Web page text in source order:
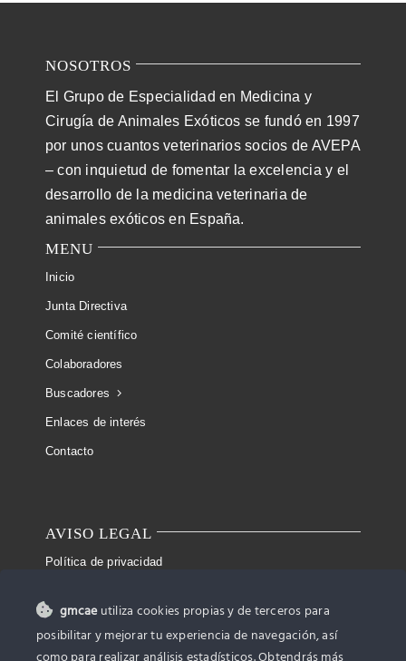
NOSOTROS
El Grupo de Especialidad en Medicina y
Cirugía de Animales Exóticos se fundó en 1997
por unos cuantos veterinarios socios de AVEPA
– con inquietud de fomentar la excelencia y el
desarrollo de la medicina veterinaria de
animales exóticos en España.
MENU
Inicio
Junta Directiva
Comité científico
Colaboradores
Buscadores
Enlaces de interés
Contacto
AVISO LEGAL
Política de privacidad
Ley de cookies
gmcaeutiliza cookies propias y de terceros para
posibilitar y mejorar tu experiencia de navegación, así